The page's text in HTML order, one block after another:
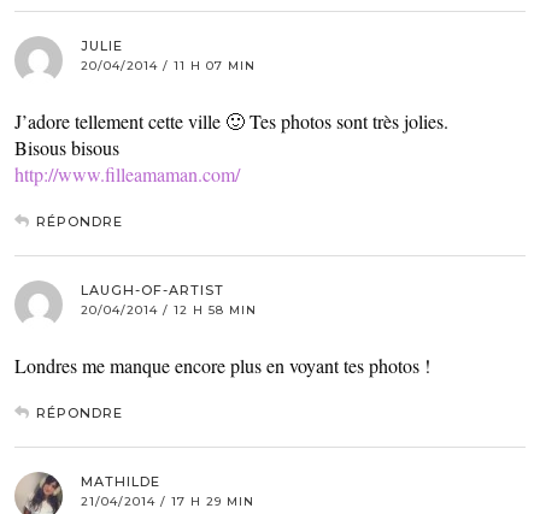
JULIE
20/04/2014 / 11 H 07 MIN
J’adore tellement cette ville 🙂 Tes photos sont très jolies.
Bisous bisous
http://www.filleamaman.com/
RÉPONDRE
LAUGH-OF-ARTIST
20/04/2014 / 12 H 58 MIN
Londres me manque encore plus en voyant tes photos !
RÉPONDRE
MATHILDE
21/04/2014 / 17 H 29 MIN